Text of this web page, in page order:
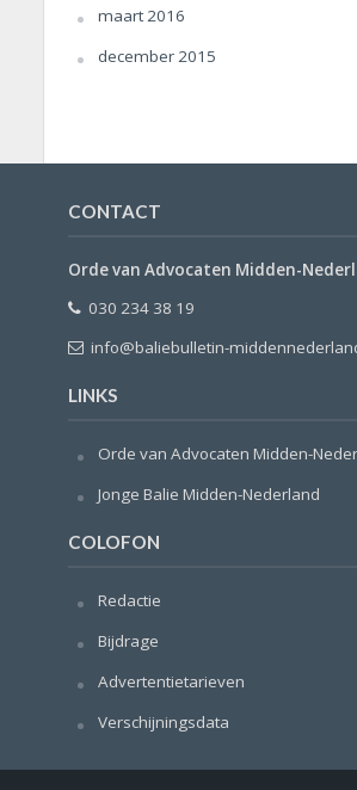
maart 2016
december 2015
CONTACT
Orde van Advocaten Midden-
030 234 38 19
info@baliebulletin-
LINKS
Orde van Advocaten Midden-
Jonge Balie Midden-Nederland
COLOFON
Redactie
Bijdrage
Advertentietarieven
Verschijningsdata